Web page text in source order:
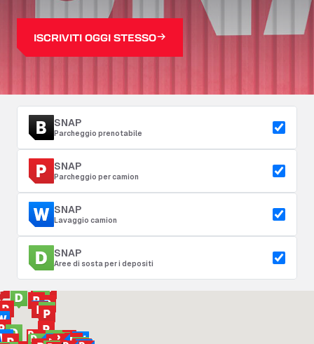
ISCRIVITI OGGI STESSO
SNAP
Parcheggio prenotabile
SNAP
Parcheggio per camion
SNAP
Lavaggio camion
SNAP
Aree di sosta per i depositi